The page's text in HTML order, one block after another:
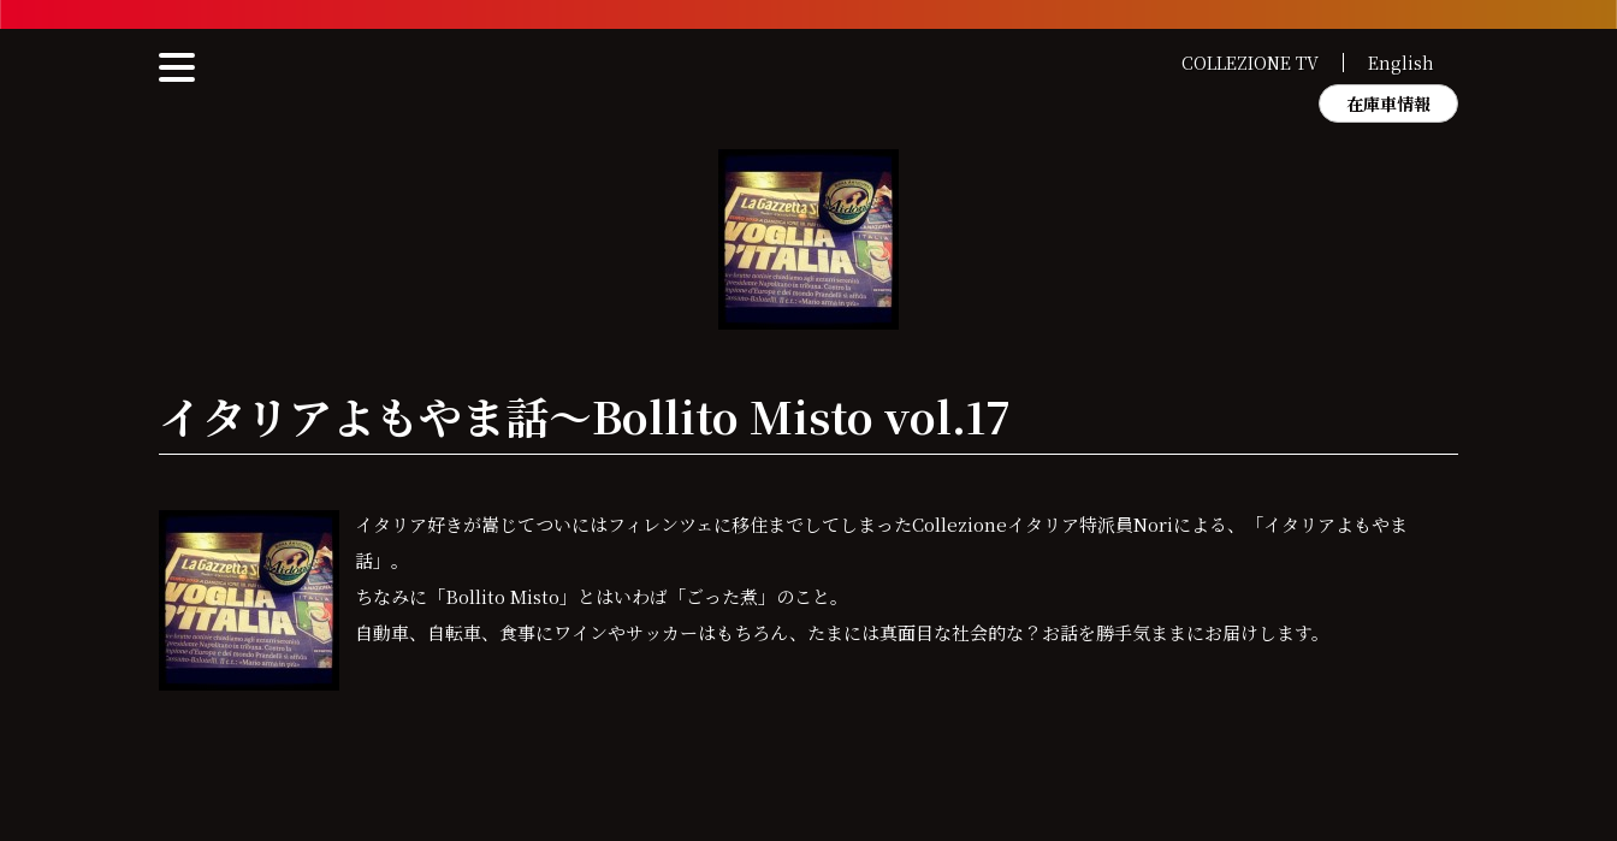
COLLEZIONE TV
English
在庫車情報
イタリアよもやま話〜Bollito Misto vol.17
イタリア好きが嵩じてついにはフィレンツェに移住までしてしまったCollezioneイタリア特派員Noriによる、「イタリアよもやま
話」。
ちなみに「Bollito Misto」とはいわば「ごった煮」のこと。
自動車、自転車、食事にワインやサッカーはもちろん、たまには真面目な社会的な？お話を勝手気ままにお届けします。